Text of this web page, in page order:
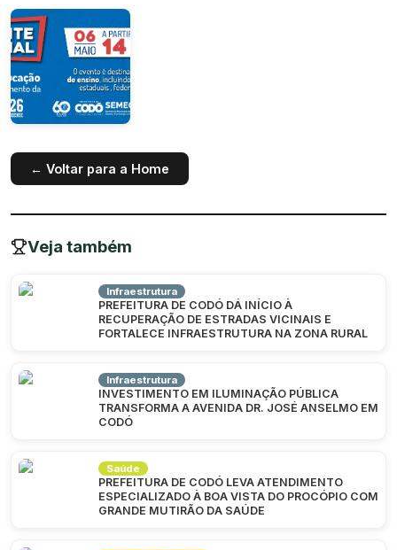
← Voltar para a Home
Veja também
Infraestrutura
PREFEITURA DE CODÓ DÁ INÍCIO À
RECUPERAÇÃO DE ESTRADAS VICINAIS E
FORTALECE INFRAESTRUTURA NA ZONA RURAL
Infraestrutura
INVESTIMENTO EM ILUMINAÇÃO PÚBLICA
TRANSFORMA A AVENIDA DR. JOSÉ ANSELMO EM
CODÓ
Saúde
PREFEITURA DE CODÓ LEVA ATENDIMENTO
ESPECIALIZADO À BOA VISTA DO PROCÓPIO COM
GRANDE MUTIRÃO DA SAÚDE